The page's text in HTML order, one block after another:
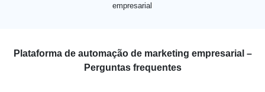
empresarial
Plataforma de automação de marketing empresarial –
Perguntas frequentes